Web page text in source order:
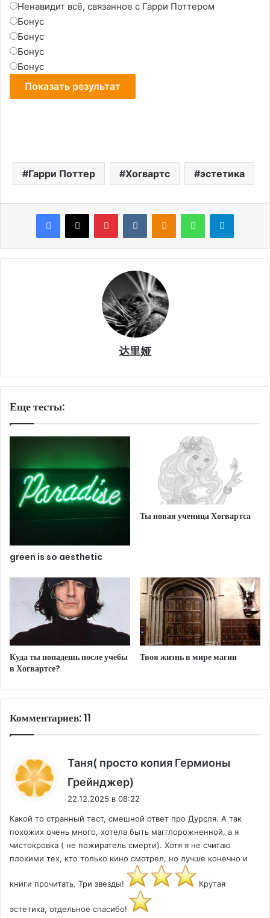
Ненавидит всё, связанное с Гарри Поттером
Бонус
Бонус
Бонус
Бонус
Гарри Поттер Хогвартс эстетика
达里娅
Еще тесты:
green is so aesthetic
Ты новая ученица Хогвартса
Куда ты попадешь после учебы
в Хогвартсе?
Твоя жизнь в мире магии
Комментариев: 11
Таня( просто копия Гермионы
Грейнджер)
22.12.2025 в 08:22
Какой то странный тест, смешной ответ про Дурсля. А так
похожих очень много, хотела быть магглорожненной, а я
чистокровка ( не пожиратель смерти). Хотя я не считаю
плохими тех, кто только кино смотрел, но лучше конечно и
книги прочитать. Три звезды! Крутая
эстетика, отдельное спасибо!